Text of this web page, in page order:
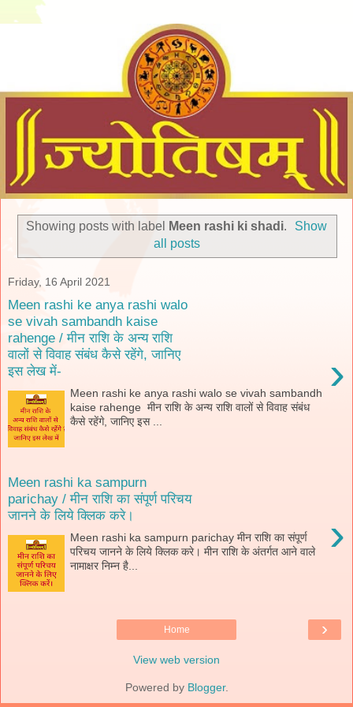
Showing posts with label Meen rashi ki shadi.
Show
all posts
Friday, 16 April 2021
Meen rashi ke anya rashi walo
se vivah sambandh kaise
rahenge / मीन राशि के अन्य राशि
वालों से विवाह संबंध कैसे रहेंगे, जानिए
इस लेख में-
›
Meen rashi ke anya rashi walo se vivah sambandh
kaise rahenge मीन राशि के अन्य राशि वालों से विवाह संबंध
कैसे रहेंगे, जानिए इस ...
Meen rashi ka sampurn
parichay / मीन राशि का संपूर्ण परिचय
जानने के लिये क्लिक करे।
›
Meen rashi ka sampurn parichay मीन राशि का संपूर्ण
परिचय जानने के लिये क्लिक करे। मीन राशि के अंतर्गत आने वाले
नामाक्षर निम्न है...
›
Home
View web version
Powered by Blogger.